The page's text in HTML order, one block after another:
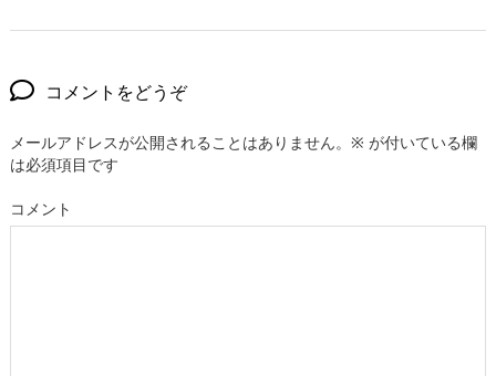
コメントをどうぞ
メールアドレスが公開されることはありません。 ※ が付いている欄
は必須項目です
コメント